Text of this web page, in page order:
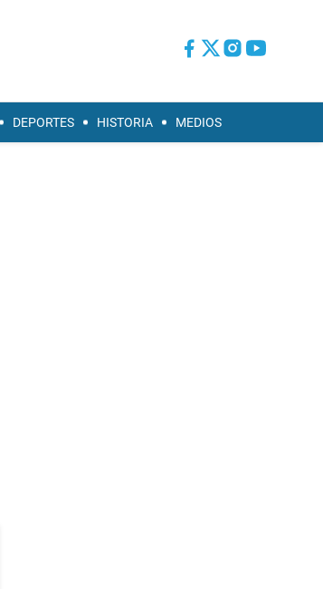
DEPORTES HISTORIA MEDIOS